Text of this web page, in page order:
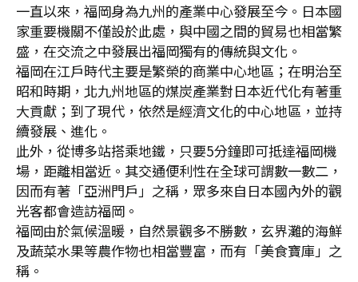
一直以來，福岡身為九州的產業中心發展至今。日本國
家重要機關不僅設於此處，與中國之間的貿易也相當繁
盛，在交流之中發展出福岡獨有的傳統與文化。
福岡在江戶時代主要是繁榮的商業中心地區；在明治至
昭和時期，北九州地區的煤炭產業對日本近代化有著重
大貢獻；到了現代，依然是經濟文化的中心地區，並持
續發展、進化。
此外，從博多站搭乘地鐵，只要5分鐘即可抵達福岡機
場，距離相當近。其交通便利性在全球可謂數一數二，
因而有著「亞洲門戶」之稱，眾多來自日本國內外的觀
光客都會造訪福岡。
福岡由於氣候溫暖，自然景觀多不勝數，玄界灘的海鮮
及蔬菜水果等農作物也相當豐富，而有「美食寶庫」之
稱。